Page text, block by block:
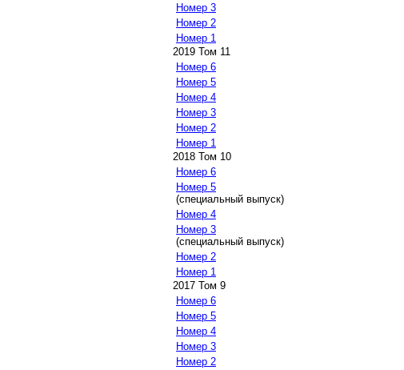
Номер 3
Номер 2
Номер 1
2019 Том 11
Номер 6
Номер 5
Номер 4
Номер 3
Номер 2
Номер 1
2018 Том 10
Номер 6
Номер 5
(специальный выпуск)
Номер 4
Номер 3
(специальный выпуск)
Номер 2
Номер 1
2017 Том 9
Номер 6
Номер 5
Номер 4
Номер 3
Номер 2